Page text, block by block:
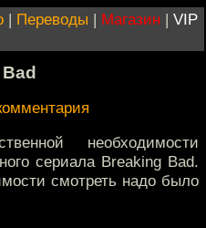
| Переводы | Магазин | VIP
необходимости
сериала Breaking Bad.
смотреть надо было